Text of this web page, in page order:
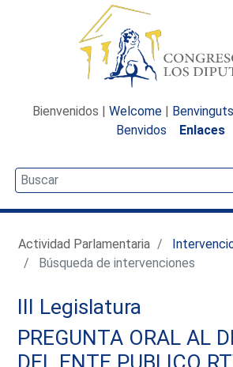
Bienvenidos | Welcome | Benvinguts
Benvidos
Enlaces
Actividad Parlamentaria
Búsqueda de intervenciones
III Legislatura
PREGUNTA ORAL AL
DEL ENTE PUBLICO